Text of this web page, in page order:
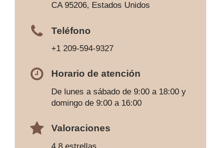
CA 95206, Estados Unidos
Teléfono
+1 209-594-9327
Horario de atención
De lunes a sábado de 9:00 a 18:00 y
domingo de 9:00 a 16:00
Valoraciones
4,8 estrellas